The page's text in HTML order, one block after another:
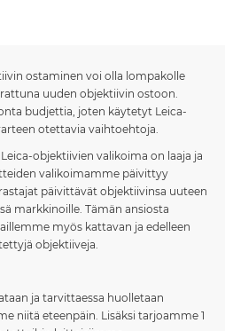
ostaminen voi olla lompakolle
uuden objektiivin ostoon.
budjettia, joten käytetyt Leica-
otettavia vaihtoehtoja.
objektiivien valikoima on laaja ja
valikoimamme päivittyy
päivittävät objektiivinsa uuteen
markkinoille. Tämän ansiosta
myös kattavan ja edelleen
objektiiveja.
ja tarvittaessa huolletaan
niitä eteenpäin. Lisäksi tarjoamme 1